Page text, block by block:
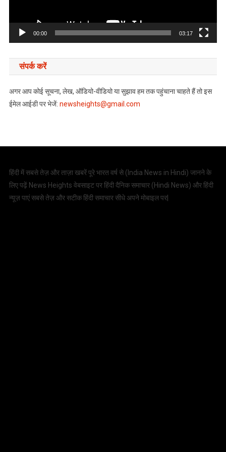
00:00 03:17
संपर्क करें
अगर आप कोई सूचना, लेख, ऑडियो-वीडियो या सुझाव हम तक पहुंचाना चाहते हैं तो इस
ईमेल आईडी पर भेजें: newsheights@gmail.com
हिंदी में सबसे तेज़ और ताज़ा खबरें पूरे भारत वर्ष से ( India News in Hindi) जानने के
लिए पढ़ें News Heights वेबसाइट पर हिंदी दैनिक समाचार (Hindi News) और हिंदी
न्यूज़ पाएं सबसे तेज़ और सटीक हिंदी समाचार सीधे अपने मोबाइल पर|